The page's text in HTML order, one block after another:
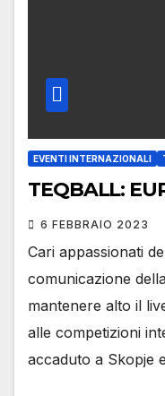
EVENTI INTERNAZIONALI
TEQBALL:
6 FEBBRAIO 2023
Cari appassionati
comunicazione
mantenere alto il
alle competizioni
accaduto a Skopje